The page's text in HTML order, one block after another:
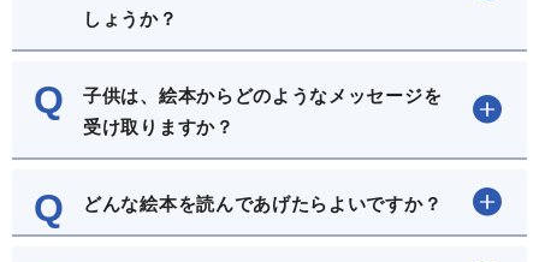
しょうか？
Q
子供は、絵本からどのようなメッセージを
受け取りますか？
Q どんな絵本を読んであげたらよいですか？